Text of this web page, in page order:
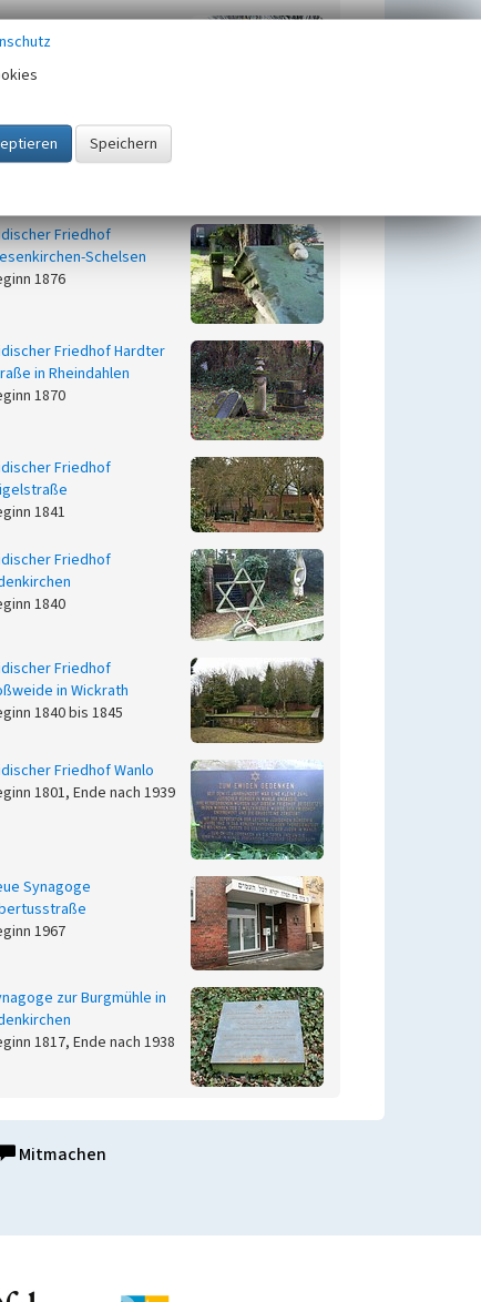
Jüdischer Friedhof
in Rheydt
1701 bis 1800
Friedhof
in Rheydt
Friedhof
Schelsen
1876
Friedhof Hardter
in Rheindahlen
1870
Friedhof
1841
Friedhof
1840
Friedhof
in Wickrath
1840 bis 1845
Friedhof Wanlo
1801, Ende nach 1939
Synagoge
1967
zur Burgmühle in
1817, Ende nach 1938
Mitmachen